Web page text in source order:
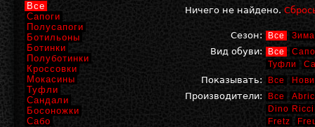
Ничего не найдено.
Сезон: Все Зима
Вид обуви: Все
Туфли
Показывать: Все
Производители: Все
Dino Ricci
Fretz
Все
Сапоги
Полусапоги
Ботильоны
Ботинки
Полуботинки
Кроссовки
Мокасины
Туфли
Сандали
Босоножки
Сабо